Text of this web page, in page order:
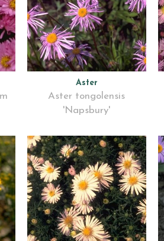
Aster
Aster tongolensis
'Napsbury'